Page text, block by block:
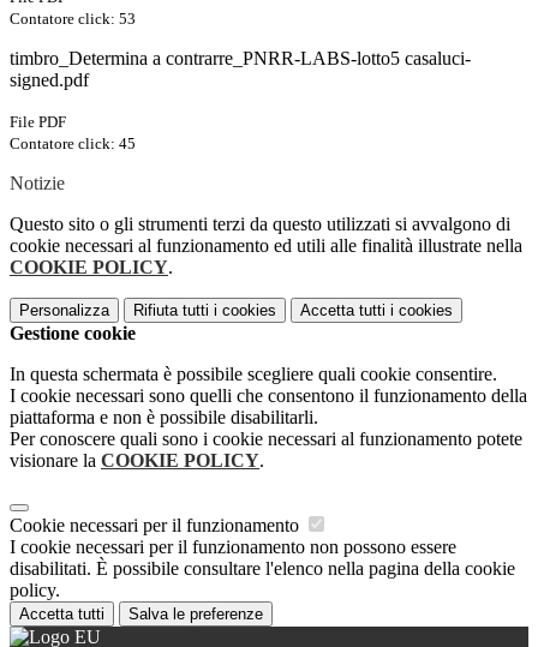
Contatore click: 53
timbro_Determina a contrarre_PNRR-LABS-lotto5 casaluci-
signed.pdf
File PDF
Contatore click: 45
Notizie
Questo sito o gli strumenti terzi da questo utilizzati si avvalgono di
cookie necessari al funzionamento ed utili alle finalità illustrate nella
COOKIE POLICY.
Personalizza Rifiuta tutti i cookies Accetta tutti i cookies
Gestione cookie
In questa schermata è possibile scegliere quali cookie consentire.
I cookie necessari sono quelli che consentono il funzionamento della
piattaforma e non è possibile disabilitarli.
Per conoscere quali sono i cookie necessari al funzionamento potete
visionare la COOKIE POLICY.
Cookie necessari per il funzionamento
I cookie necessari per il funzionamento non possono essere
disabilitati. È possibile consultare l'elenco nella pagina della cookie
policy.
Accetta tutti Salva le preferenze